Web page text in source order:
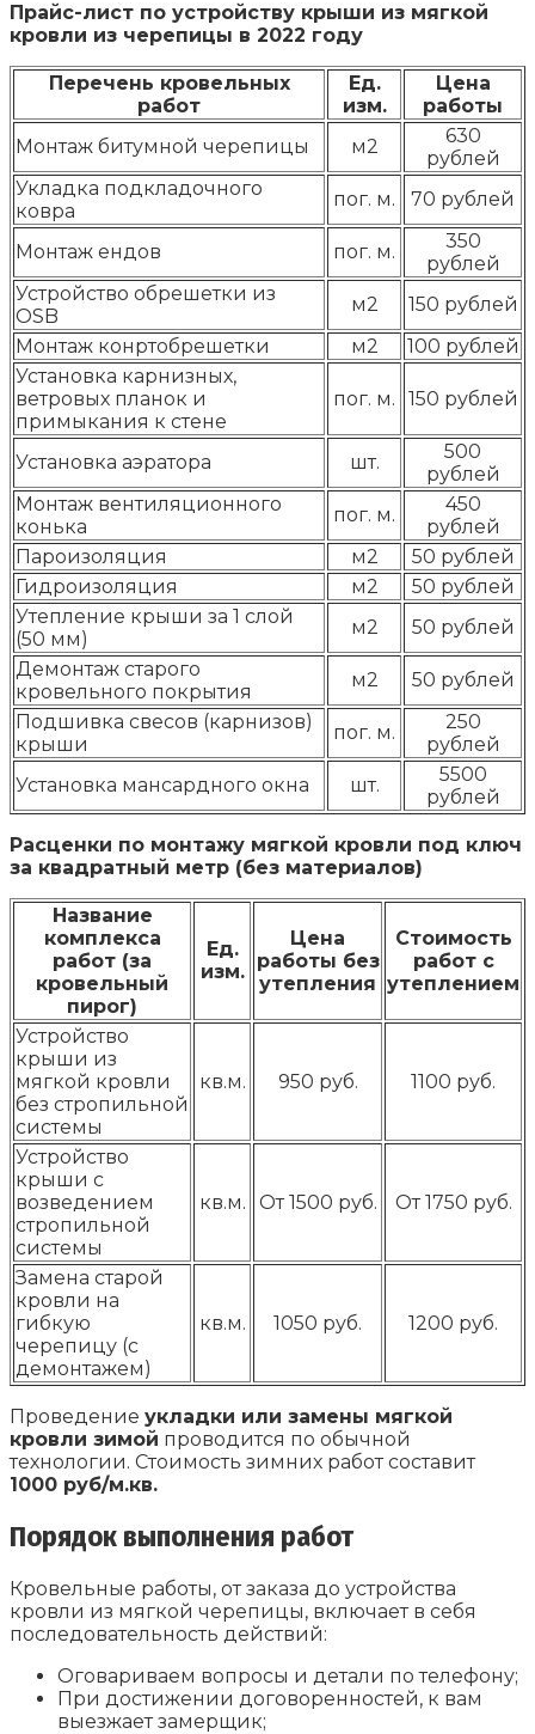
Прайс-лист по устройству крыши из мягкой
кровли из черепицы в 2022 году
Перечень кровельных
работ
Ед.
изм.
Цена
работы
Монтаж битумной черепицы
м2
630
рублей
Укладка подкладочного
ковра
пог. м. 70 рублей
Монтаж ендов пог. м.
350
рублей
Устройство обрешетки из
OSB
м2
150 рублей
Монтаж конртобрешетки
м2
100 рублей
Установка карнизных,
ветровых планок и
примыкания к стене
пог. м. 150 рублей
Установка аэратора шт.
500
рублей
Монтаж вентиляционного
конька
пог. м.
450
рублей
Пароизоляция
м2
50 рублей
Гидроизоляция
м2
50 рублей
Утепление крыши за 1 слой
(50 мм)
м2
50 рублей
Демонтаж старого
кровельного покрытия
м2
50 рублей
Подшивка свесов (карнизов)
крыши
пог. м.
250
рублей
Установка мансардного окна
шт.
5500
рублей
Расценки по монтажу мягкой кровли под ключ
за квадратный метр (без материалов)
Название
комплекса
работ (за
кровельный
пирог)
Ед.
изм.
Цена
работы без
утепления
Стоимость
работ с
утеплением
Устройство
крыши из
мягкой кровли
без стропильной
системы
кв.м. 950 руб. 1100 руб.
Устройство
крыши с
возведением
стропильной
системы
кв.м. От 1500 руб. От 1750 руб.
Замена старой
кровли на
гибкую
черепицу (с
демонтажем)
кв.м. 1050 руб. 1200 руб.
Проведение укладки или замены мягкой
кровли зимой проводится по обычной
технологии. Стоимость зимних работ составит
1000 руб/м.кв.
Порядок выполнения работ
Кровельные работы, от заказа до устройства
кровли из мягкой черепицы, включает в себя
последовательность действий:
Оговариваем вопросы и детали по телефону;
При достижении договоренностей, к вам
выезжает замерщик;